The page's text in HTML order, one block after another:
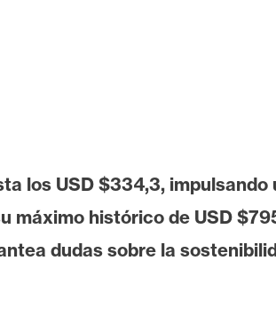
los USD $334,3, impulsando
máximo histórico de USD
dudas sobre la